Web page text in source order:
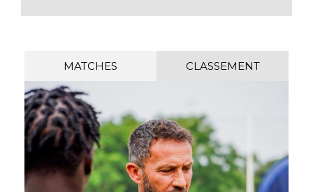
MATCHES CLASSEMENT